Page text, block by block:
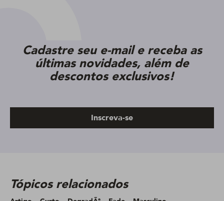
Cadastre seu e-mail e receba as
últimas novidades, além de
descontos exclusivos!
Inscreva-se
Tópicos relacionados